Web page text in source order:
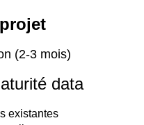
(2-3 mois)
data
existantes